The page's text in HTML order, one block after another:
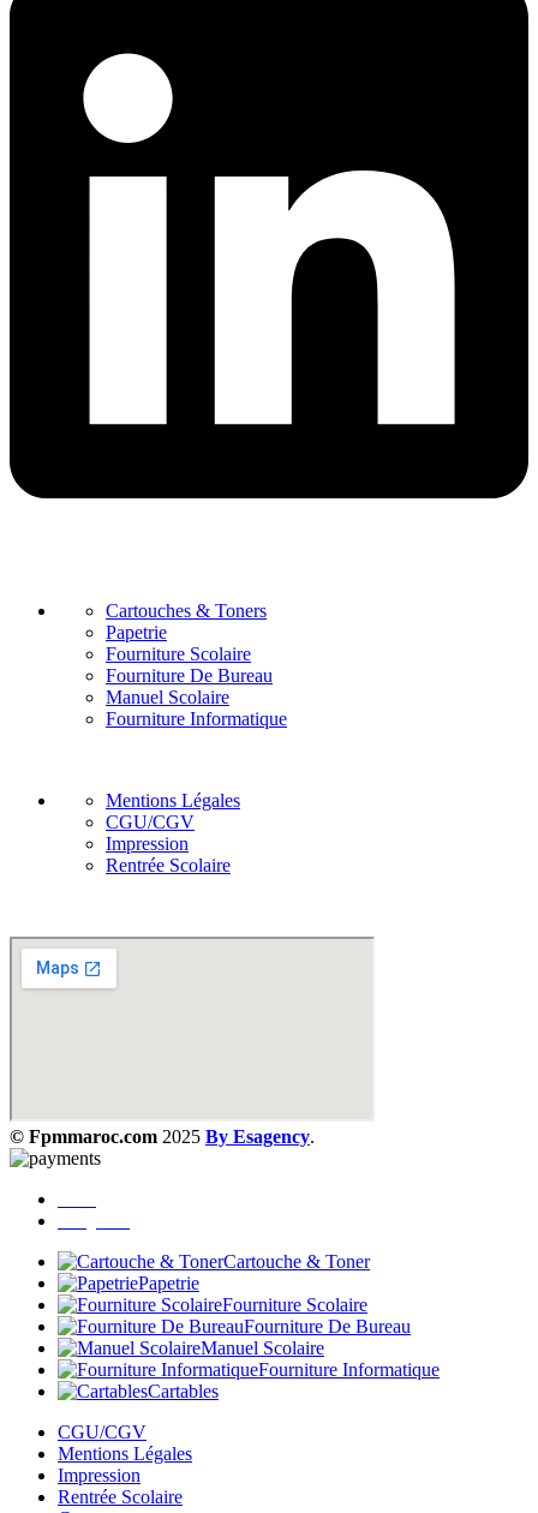
Cartouches & Toners
Papetrie
Fourniture Scolaire
Fourniture De Bureau
Manuel Scolaire
Fourniture Informatique
Mentions Légales
CGU/CGV
Impression
Rentrée Scolaire
© Fpmmaroc.com 2025 By Esagency.
Cartouche & Toner
Papetrie
Fourniture Scolaire
Fourniture De Bureau
Manuel Scolaire
Fourniture Informatique
Cartables
CGU/CGV
Mentions Légales
Impression
Rentrée Scolaire